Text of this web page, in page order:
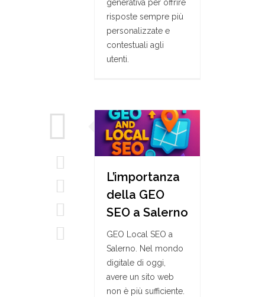
generativa per offrire
risposte sempre più
personalizzate e
contestuali agli
utenti.
L’importanza
della GEO
SEO a Salerno
GEO Local SEO a
Salerno. Nel mondo
digitale di oggi,
avere un sito web
non è più sufficiente.